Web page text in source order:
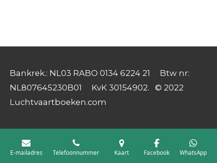
Bankrek.: NL03 RABO 0134 6224 21 Btw nr:
NL807645230B01 KvK 30154902. © 2022
Luchtvaartboeken.com
E-mailadres Telefoonnummer Kaart Facebook WhatsApp